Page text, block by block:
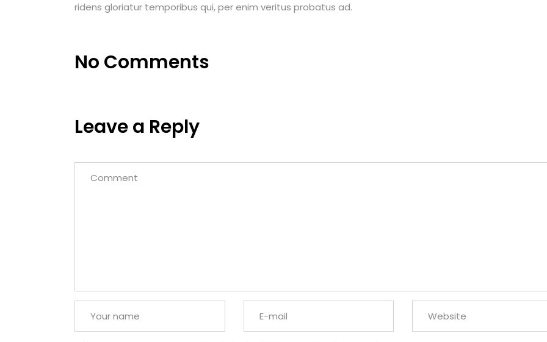
ridens gloriatur temporibus qui, per enim veritus probatus ad.
No Comments
Leave a Reply